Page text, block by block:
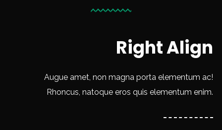
Right Align
Augue amet, non magna porta elementum ac!
Rhoncus, natoque eros quis elementum enim.